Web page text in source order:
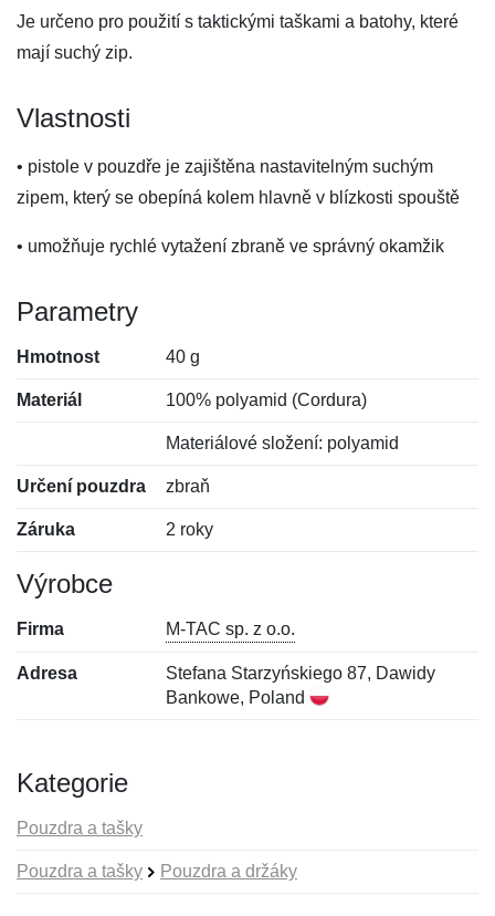
Je určeno pro použití s ​​taktickými taškami a batohy, které
mají suchý zip.
Vlastnosti
• pistole v pouzdře je zajištěna nastavitelným suchým
zipem, který se obepíná kolem hlavně v blízkosti spouště
• umožňuje rychlé vytažení zbraně ve správný okamžik
Parametry
Hmotnost 40 g
Materiál 100% polyamid (Cordura)
Materiálové složení: polyamid
Určení pouzdra zbraň
Záruka 2 roky
Výrobce
Firma M-TAC sp. z o.o.
Adresa
Stefana Starzyńskiego 87, Dawidy
Bankowe, Poland
Kategorie
Pouzdra a tašky
Pouzdra a tašky Pouzdra a držáky